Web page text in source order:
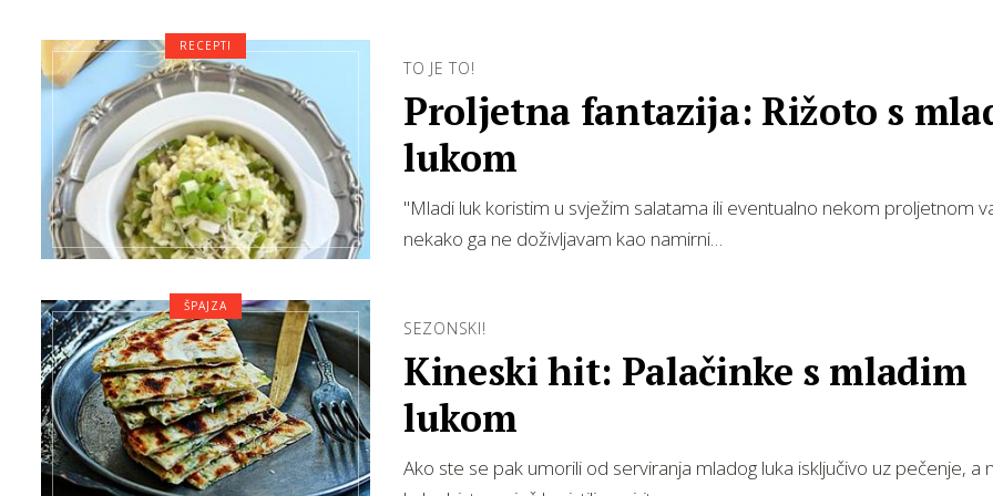
TO JE TO!
Proljetna fantazija: Rižoto s
lukom
"Mladi luk koristim u svježim salatama ili eventualno nekom proljetnom
nekako ga ne doživljavam kao namirni…
RECEPTI
SEZONSKI!
Kineski hit: Palačinke s mladim
lukom
Ako ste se pak umorili od serviranja mladog luka isključivo uz pečenje, a
ŠPAJZA